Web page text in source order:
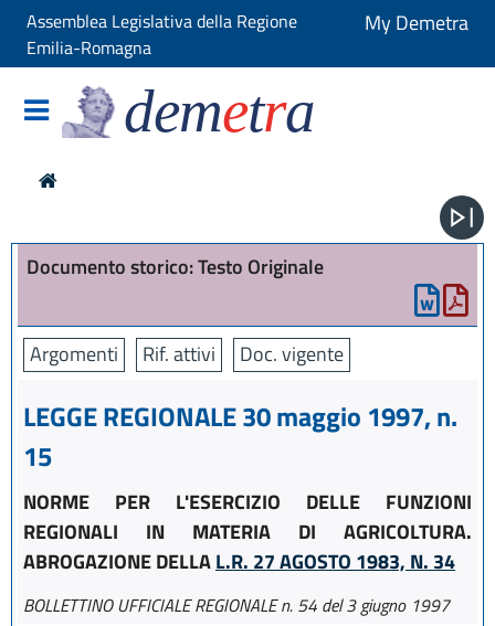
Assemblea Legislativa della Regione
Emilia-Romagna
My Demetra
demetra
Documento storico: Testo Originale
Argomenti Rif. attivi Doc. vigente
LEGGE REGIONALE 30 maggio 1997, n.
15
NORME PER L'ESERCIZIO DELLE FUNZIONI
REGIONALI IN MATERIA DI AGRICOLTURA.
ABROGAZIONE DELLAL.R. 27 AGOSTO 1983, N. 34
BOLLETTINO UFFICIALE REGIONALE n. 54 del 3 giugno 1997